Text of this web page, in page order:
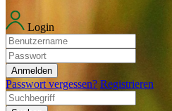
Login
Anmelden
Passwort vergessen? Registrieren